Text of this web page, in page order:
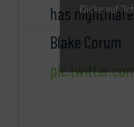
has
Blake Corum
Klicke auf